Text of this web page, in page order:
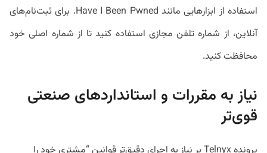
استفاده از ابزارهایی مانند Have I Been Pwned. برای ثبت‌نام‌های
آنلاین، از شماره تلفن مجازی استفاده کنید تا از شماره اصلی خود
محافظت کنید.
نیاز به مقررات و استانداردهای صنعتی
قوی‌تر